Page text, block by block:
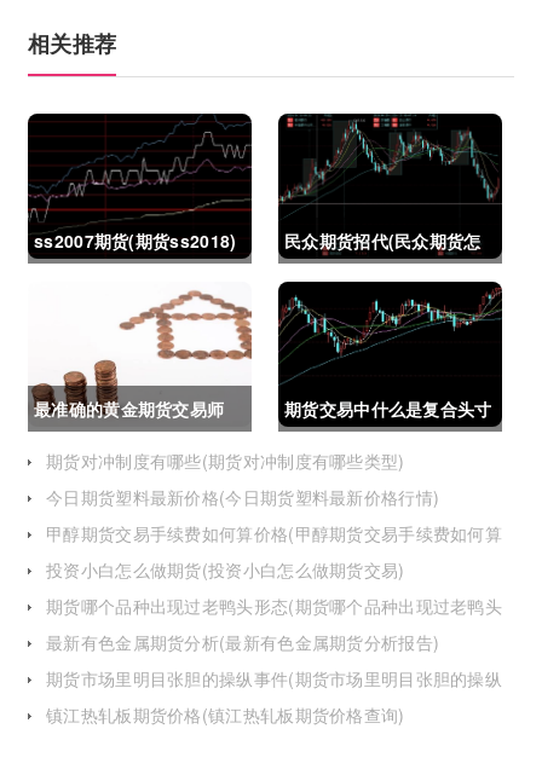
相关推荐
ss2007期货(期货ss2018)
民众期货招代(民众期货怎
么了)
最准确的黄金期货交易师
(最准确的黄金期货交易师
是谁)
期货交易中什么是复合头寸
(期货交易中什么是复合头
寸交易)
期货对冲制度有哪些(期货对冲制度有哪些类型)
今日期货塑料最新价格(今日期货塑料最新价格行情)
甲醇期货交易手续费如何算价格(甲醇期货交易手续费如何算
投资小白怎么做期货(投资小白怎么做期货交易)
期货哪个品种出现过老鸭头形态(期货哪个品种出现过老鸭头
最新有色金属期货分析(最新有色金属期货分析报告)
期货市场里明目张胆的操纵事件(期货市场里明目张胆的操纵
镇江热轧板期货价格(镇江热轧板期货价格查询)